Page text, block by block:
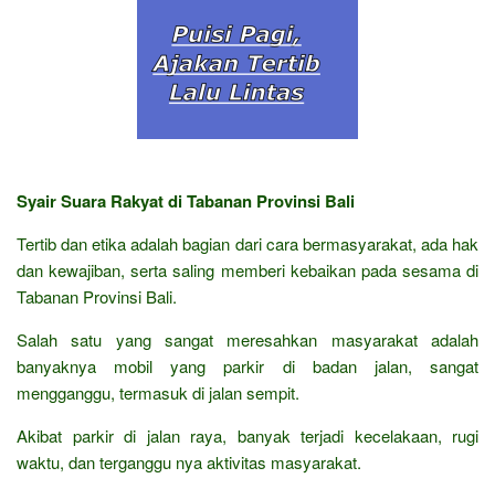
Syair Suara Rakyat di Tabanan Provinsi Bali
Tertib dan etika adalah bagian dari cara bermasyarakat, ada hak
dan kewajiban, serta saling memberi kebaikan pada sesama di
Tabanan Provinsi Bali.
Salah satu yang sangat meresahkan masyarakat adalah
banyaknya mobil yang parkir di badan jalan, sangat
mengganggu, termasuk di jalan sempit.
Akibat parkir di jalan raya, banyak terjadi kecelakaan, rugi
waktu, dan terganggu nya aktivitas masyarakat.